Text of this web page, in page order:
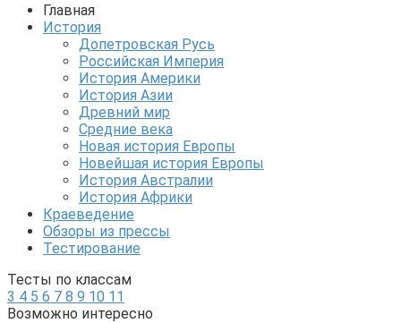
Главная
История
Допетровская Русь
Российская Империя
История Америки
История Азии
Древний мир
Средние века
Новая история Европы
Новейшая история Европы
История Австралии
История Африки
Краеведение
Обзоры из прессы
Тестирование
Тесты по классам
3 4 5 6 7 8 9 10 11
Возможно интересно